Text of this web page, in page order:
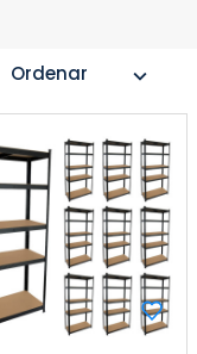
Ordenar expand_more